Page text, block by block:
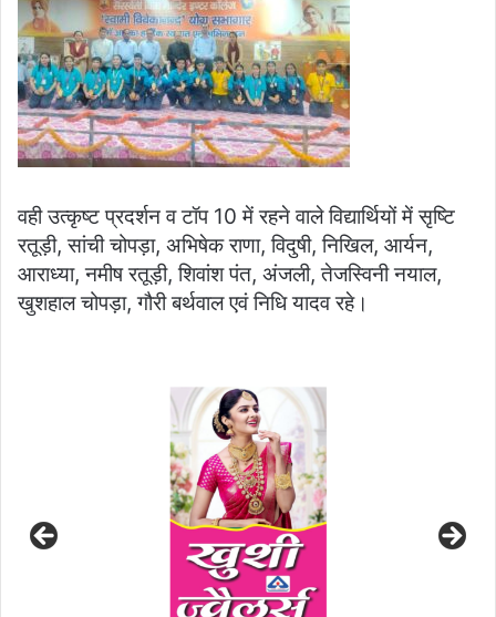
वही उत्कृष्ट प्रदर्शन व टॉप 10 में रहने वाले विद्यार्थियों में सृष्टि
रतूड़ी, सांची चोपड़ा, अभिषेक राणा, विदुषी, निखिल, आर्यन,
आराध्या, नमीष रतूड़ी, शिवांश पंत, अंजली, तेजस्विनी नयाल,
खुशहाल चोपड़ा, गौरी बर्थवाल एवं निधि यादव रहे।